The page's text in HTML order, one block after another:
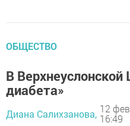
ОБЩЕСТВО
В
диабета»
Диана Салихзанова, 12
16:49